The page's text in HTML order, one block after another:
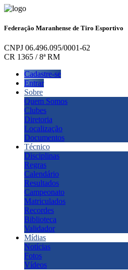
Federação Maranhense de Tiro Esportivo
CNPJ 06.496.095/0001-62
CR 1365 / 8ª RM
Cadastre-se
Entrar
Sobre
Quem Somos
Clubes
Diretoria
Localização
Documentos
Técnico
Disciplinas
Regras
Calendário
Resultados
Campeonato
Matriculados
Recordes
Biblioteca
Validador
Mídias
Notícias
Fotos
Vídeos